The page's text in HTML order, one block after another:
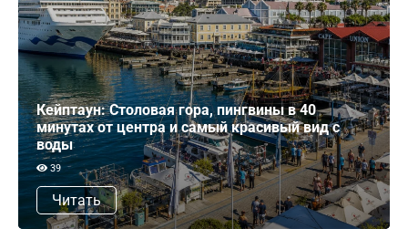
Кейптаун: Столовая гора, пингвины в 40
минутах от центра и самый красивый вид с
воды
39
Читать